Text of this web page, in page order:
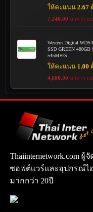
ให้คะแนน2.67
7,240.00 บาท (รว
Western Digital
SSD GREEN 480GB
545MB/S
ให้คะแนน 1.00
4,680.00 บาท (รว
Thaiinternetwork.com
ซอฟต์แวร์และอุปกรณ์ไ
มากกว่า 20ปี